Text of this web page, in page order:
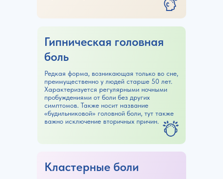
Кластерные боли
Редкая форма, возникающая только во сне,
преимущественно у людей старше 50 лет.
Характеризуется регулярными ночными
пробуждениями от боли без других
симптомов. Также носит название
«будильниковой» головной боли, тут также
важно исключение вторичных причин.
Гипническая головная
боль